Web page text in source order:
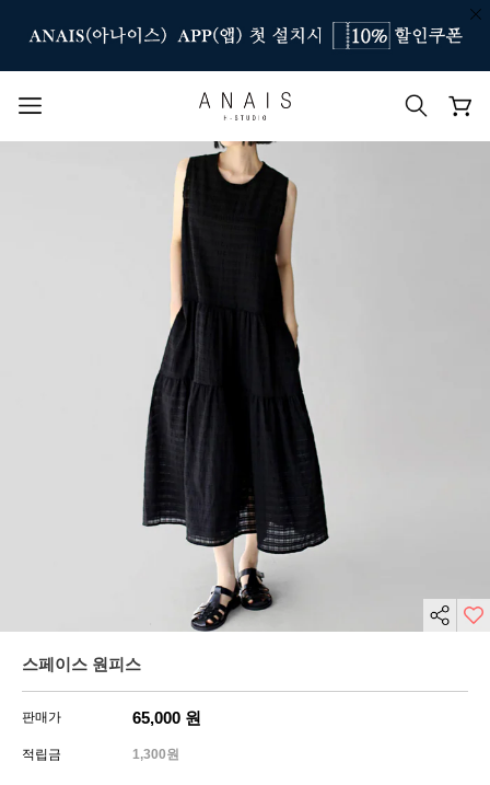
인기 검색어
#신상7%할인 #아나이스 제작
#당일발송 #BEST OF BEST
스페이스 원피스
판매가 65,000 원
적립금 1,300원